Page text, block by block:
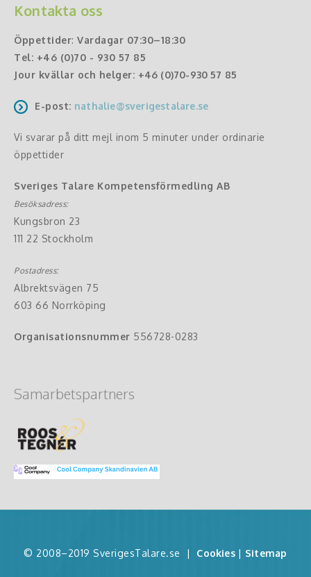
Kontakta oss
Öppettider: Vardagar 07:30–18:30
Tel: +46 (0)70 - 930 57 85
Jour kvällar och helger: +46 (0)70-930 57 85
E-post: nathalie@sverigestalare.se
Vi svarar på ditt mejl inom 5 minuter under ordinarie
öppettider
Sveriges Talare Kompetensförmedling AB
Besöksadress:
Kungsbron 23
111 22 Stockholm
Postadress:
Albrektsvägen 75
603 66 Norrköping
Organisationsnummer 556728-0283
Samarbetspartners
© 2008–2019 SverigesTalare.se | Cookies | Sitemap